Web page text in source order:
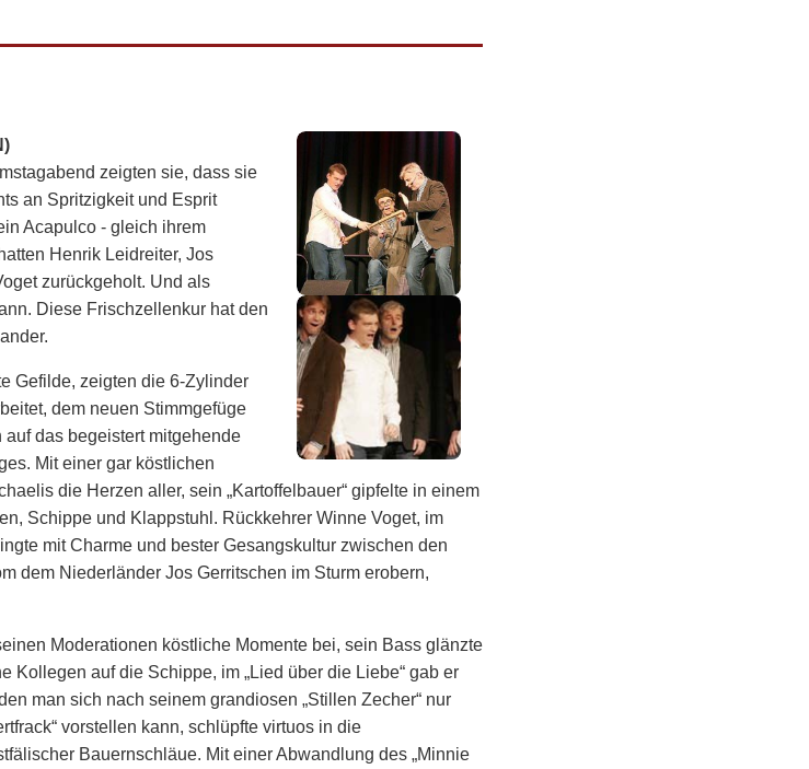
zeigten sie, dass sie
an Spritzigkeit und Esprit
Acapulco - gleich ihrem
Henrik Leidreiter, Jos
zurückgeholt. Und als
Diese Frischzellenkur hat den
Gefilde, zeigten die 6-Zylinder
dem neuen Stimmgefüge
das begeistert mitgehende
Mit einer gar köstlichen
die Herzen aller, sein „Kartoffelbauer“ gipfelte in einem
Schippe und Klappstuhl. Rückkehrer Winne Voget, im
mit Charme und bester Gesangskultur zwischen den
dem Niederländer Jos Gerritschen im Sturm erobern,
Moderationen köstliche Momente bei, sein Bass glänzte
auf die Schippe, im „Lied über die Liebe“ gab er
man sich nach seinem grandiosen „Stillen Zecher“ nur
vorstellen kann, schlüpfte virtuos in die
Bauernschläue. Mit einer Abwandlung des „Minnie